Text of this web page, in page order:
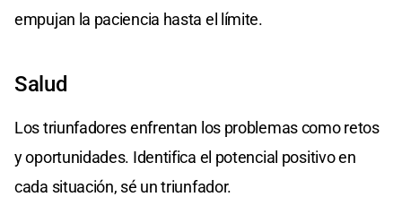
empujan la paciencia hasta el límite.
Salud
Los triunfadores enfrentan los problemas como retos
y oportunidades. Identifica el potencial positivo en
cada situación, sé un triunfador.